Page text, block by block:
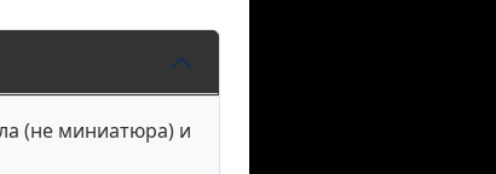
(не миниатюра) и